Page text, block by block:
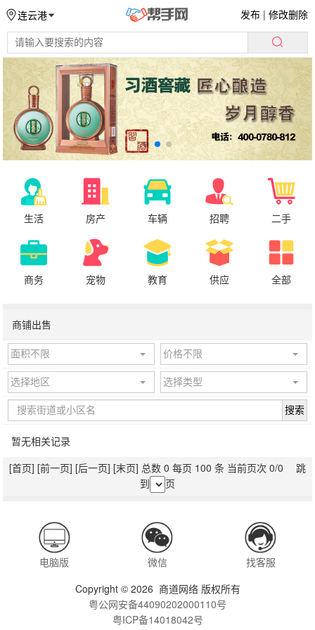
连云港 发布 |修改删除
生活 房产 车辆 招聘 二手
商务 宠物 教育 供应 全部
商铺出售
面积不限 价格不限
选择地区 选择类型
搜索
暂无相关记录
[首页] [前一页] [后一页] [末页] 总数 0 每页 100 条 当前页次 0/0 跳
到
页
电脑版 微信
找客服
Copyright © 2026 商道网络 版权所有
粤公网安备44090202000110号
粤ICP备14018042号